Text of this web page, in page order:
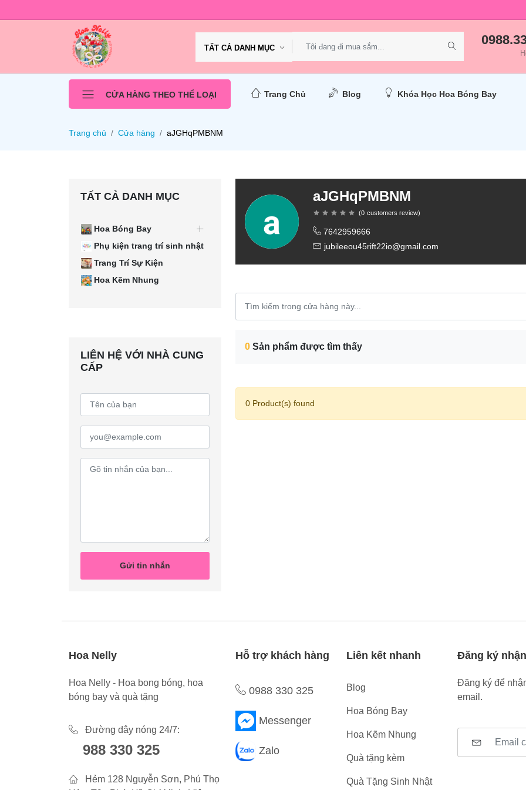
TẤT CẢ DANH MỤC
CỬA HÀNG THEO THỂ LOẠI Trang Chủ Blog Khóa Học Hoa Bóng Bay
Trang chủ Cửa hàng aJGHqPMBNM
TẤT CẢ DANH MỤC
Hoa Bóng Bay
Phụ kiện trang trí sinh nhật
Trang Trí Sự Kiện
Hoa Kẽm Nhung
LIÊN HỆ VỚI NHÀ CUNG
CẤP
Gửi tin nhắn
aJGHqPMBNM
(0 customers review)
7642959666
jubileeou45rift22io@gmail.com
0 Sản phẩm được tìm thấy
0 Product(s) found
Hoa Nelly
Hoa Nelly - Hoa bong bóng, hoa
bóng bay và quà tặng
Đường dây nóng 24/7:
988 330 325
Hẻm 128 Nguyễn Sơn, Phú Thọ
Hỗ trợ khách hàng
0988 330 325
Messenger
Zalo
Liên kết nhanh
Blog
Hoa Bóng Bay
Hoa Kẽm Nhung
Quà tặng kèm
Quà Tặng Sinh Nhật
Đăng ký
Đăng ký để
email.